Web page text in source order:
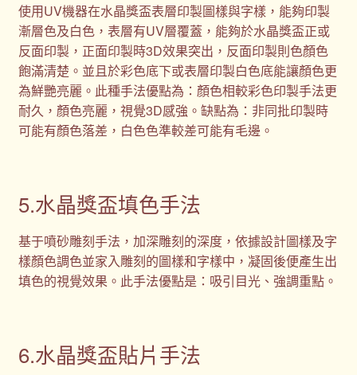
使用UV機器在水晶獎盃表層印製圖樣與字樣，能夠印製
漸層色及白色，表層有UV層覆蓋，能夠於水晶獎盃正或
反面印製，正面印製時3D效果突出，反面印製則色顏色
飽滿清楚。並且於彩色底下或表層印製白色底能讓顏色更
為鮮艷亮麗。此種手法優點為：顏色相較彩色印製手法更
耐久，顏色亮麗，視覺3D感強。缺點為：非同批印製時
可能有顏色落差，白色色準較差可能有毛邊。
5.水晶獎盃填色手法
基于噴砂雕刻手法，加深雕刻的深度，依據設計圖樣及字
樣顏色調色並家入雕刻的圖樣和字樣中，凝固後便產生出
填色的視覺效果。此手法優點是：吸引目光、強調重點。
6.水晶獎盃貼片手法